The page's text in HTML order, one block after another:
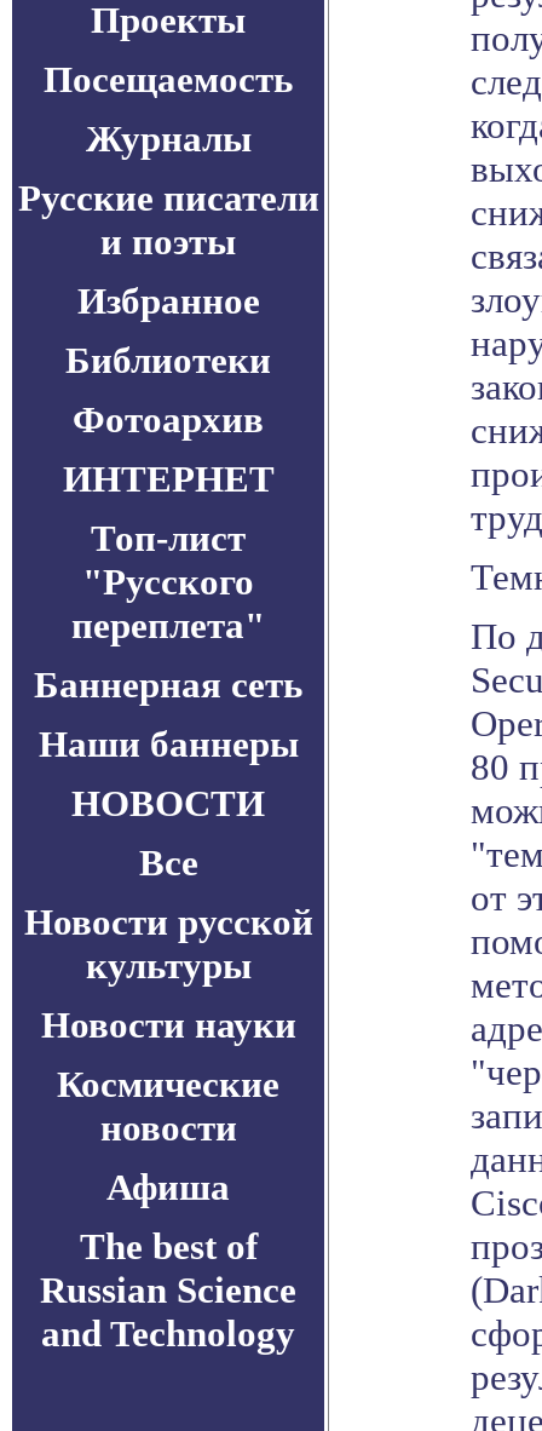
Проекты
Посещаемость
Журналы
Русские писатели
и поэты
Избранное
Библиотеки
Фотоархив
ИНТЕРНЕТ
Топ-лист
"Русского
переплета"
Баннерная сеть
Наши баннеры
НОВОСТИ
Все
Новости русской
культуры
Новости науки
Космические
новости
Афиша
The best of
Russian Science
and Technology
По
80
от